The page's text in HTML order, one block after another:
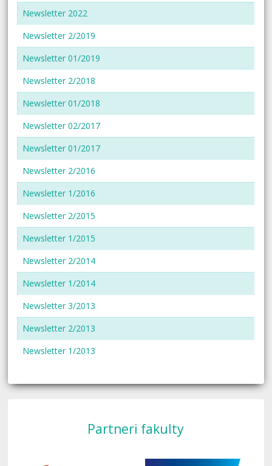
Newsletter 2022
Newsletter 2/2019
Newsletter 01/2019
Newsletter 2/2018
Newsletter 01/2018
Newsletter 02/2017
Newsletter 01/2017
Newsletter 2/2016
Newsletter 1/2016
Newsletter 2/2015
Newsletter 1/2015
Newsletter 2/2014
Newsletter 1/2014
Newsletter 3/2013
Newsletter 2/2013
Newsletter 1/2013
Partneri fakulty